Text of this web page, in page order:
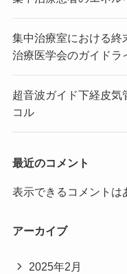
集中治療室における終
治療医学会のガイドラ
超音波ガイド下経皮気
コル
最近のコメント
表示できるコメントは
アーカイブ
2025年2月